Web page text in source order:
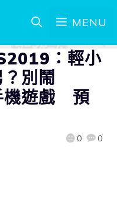
MENU
：輕小
別鬧
機遊戲 預
0 0